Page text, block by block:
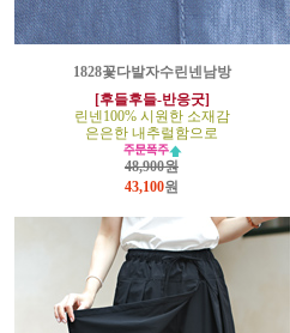
1828꽃다발자수린넨남방
[후들후들-반응굿]
린넨100% 시원한 소재감
은은한 내추럴함으로
48,900원
43,100원